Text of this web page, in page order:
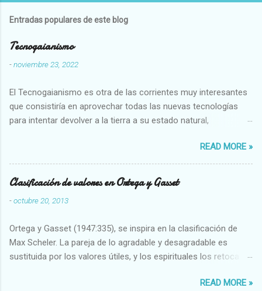
Entradas populares de este blog
Tecnogaianismo
-noviembre 23, 2022
El Tecnogaianismo es otra de las corrientes muy interesantes
que consistiría en aprovechar todas las nuevas tecnologías
para intentar devolver a la tierra a su estado natural,
READ MORE »
Clasificación de valores en Ortega y Gasset
-octubre 20, 2013
Ortega y Gasset (1947:335), se inspira en la clasificación de
Max Scheler. La pareja de lo agradable y desagradable es
sustituida por los valores útiles, y los espirituales los retoca.
Abundante-Escaso,etc 2 VITALES Sano-Enfermo Selecto-
READ MORE »